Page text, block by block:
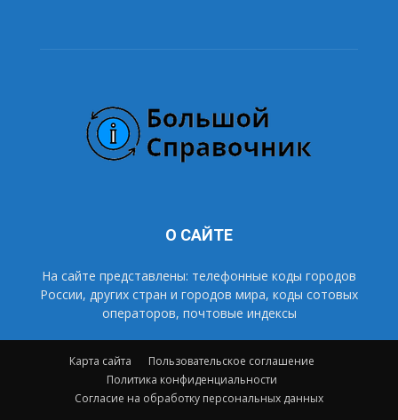
О САЙТЕ
На сайте представлены: телефонные коды городов
России, других стран и городов мира, коды сотовых
операторов, почтовые индексы
Карта сайта
Пользовательское соглашение
Политика конфиденциальности
Согласие на обработку персональных данных